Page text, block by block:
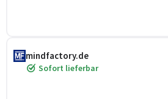
mindfactory.de
Sofort lieferbar